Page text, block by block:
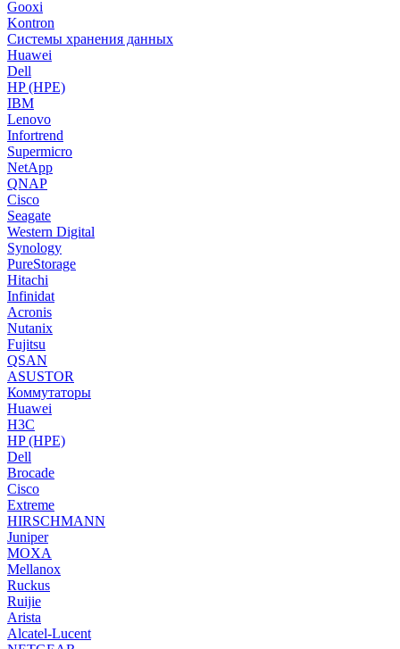
Gooxi
Kontron
Системы хранения данных
Huawei
Dell
HP (HPE)
IBM
Lenovo
Infortrend
Supermicro
NetApp
QNAP
Cisco
Seagate
Western Digital
Synology
PureStorage
Hitachi
Infinidat
Acronis
Nutanix
Fujitsu
QSAN
ASUSTOR
Коммутаторы
Huawei
H3C
HP (HPE)
Dell
Brocade
Cisco
Extreme
HIRSCHMANN
Juniper
MOXA
Mellanox
Ruckus
Ruijie
Arista
Alcatel-Lucent